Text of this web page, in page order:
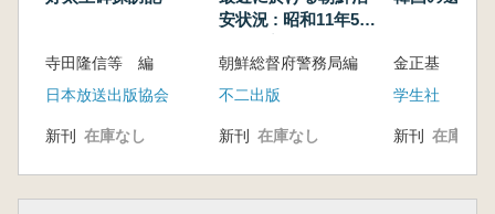
寺田隆信等 編
日本放送出版協会
新刊 在庫なし
安状況 : 昭和11年5
朝鮮総督府警務局編
不二出版
新刊 在庫なし
金正基
学生社
新刊 在庫なし